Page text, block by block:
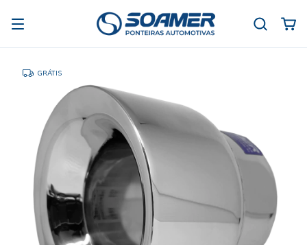
GRÁTIS